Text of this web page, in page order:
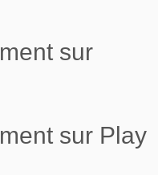
sur
sur Play